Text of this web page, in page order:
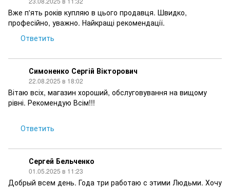
Вже п'ять років купляю в цього продавця. Швидко,
професійно, уважно. Найкращі рекомендації.
Ответить
Симоненко Сергій Вікторович
22.08.2025 в 18:02
Вітаю всіх, магазин хороший, обслуговування на вищому
рівні. Рекомендую Всім!!!
Ответить
Сергей Бельченко
01.05.2025 в 11:23
Добрый всем день. Года три работаю с этими Людьми. Хочу